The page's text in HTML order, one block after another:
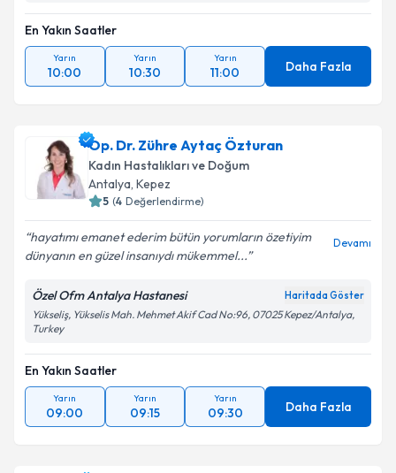
En Yakın Saatler
Yarın
10:00
Yarın
10:30
Yarın
11:00 Daha Fazla
Op. Dr. Zühre Aytaç Özturan
Kadın Hastalıkları ve Doğum
Antalya, Kepez
5 (4 Değerlendirme)
hayatımı emanet ederim bütün yorumların özetiyim
dünyanın en güzel insanıydı mükemmel...
Devamı
Özel Ofm Antalya Hastanesi Haritada Göster
Yükseliş, Yükselis Mah. Mehmet Akif Cad No:96, 07025 Kepez/Antalya,
Turkey
En Yakın Saatler
Yarın
09:00
Yarın
09:15
Yarın
09:30 Daha Fazla